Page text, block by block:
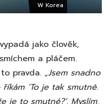
W Korea
jako člověk,
a pláčem.
pravda. „Jsem snadno
‘To je tak smutné.
je to smutné?’. Myslím,